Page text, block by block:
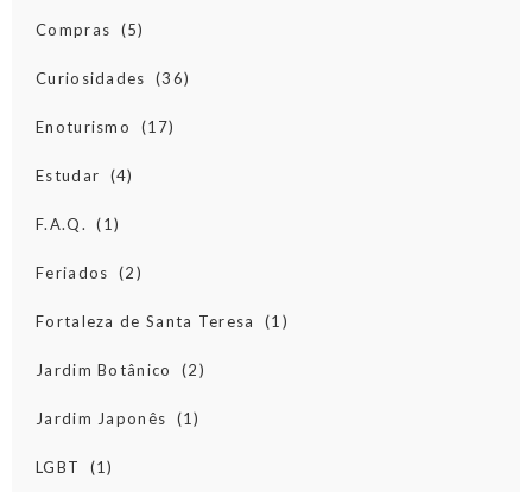
Compras (5)
Curiosidades (36)
Enoturismo (17)
Estudar (4)
F.A.Q. (1)
Feriados (2)
Fortaleza de Santa Teresa (1)
Jardim Botânico (2)
Jardim Japonês (1)
LGBT (1)